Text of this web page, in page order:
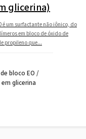
glicerina)
é um surfactante não iônico, do
em bloco de óxido de
propileno que...
bloco EO /
glicerina